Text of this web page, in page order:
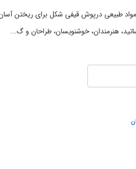
مواد طبیعی درپوش قیفی شکل برای ریختن
هنرمندان، خوشنویسان، طراحان و گ...